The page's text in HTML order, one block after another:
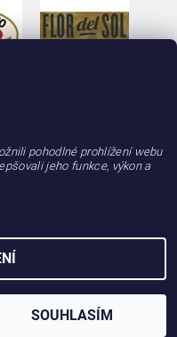
se zárukou 100% kvality, rychle a
pohodlné prohlížení webu
jeho funkce, výkon a
SOUHLASÍM